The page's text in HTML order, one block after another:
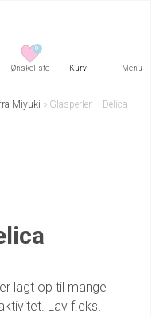
0
Menu
Miyuki » Glasperler – Delica
lagt op til mange
Lav f.eks.